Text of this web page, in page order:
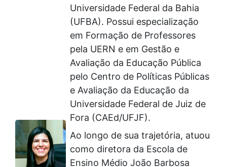
Universidade Federal da Bahia
(UFBA). Possui especialização
em Formação de Professores
pela UERN e em Gestão e
Avaliação da Educação Pública
pelo Centro de Políticas Públicas
e Avaliação da Educação da
Universidade Federal de Juiz de
Fora (CAEd/UFJF).
Ao longo de sua trajetória, atuou
como diretora da Escola de
Ensino Médio João Barbosa